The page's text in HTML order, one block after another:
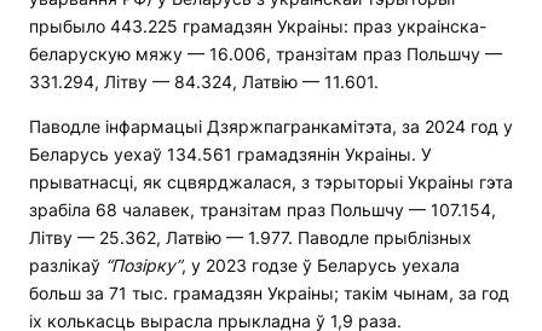
прыбыло 443.225 грамадзян Украіны: праз украінска-
беларускую мяжу — 16.006, транзітам праз Польшчу —
331.294, Літву — 84.324, Латвію — 11.601.
Паводле інфармацыі Дзяржпагранкамітэта, за 2024 год у
Беларусь уехаў 134.561 грамадзянін Украіны. У
прыватнасці, як сцвярджалася, з тэрыторыі Украіны гэта
зрабіла 68 чалавек, транзітам праз Польшчу — 107.154,
Літву — 25.362, Латвію — 1.977. Паводле прыблізных
разлікаў “Позірку”, у 2023 годзе ў Беларусь уехала
больш за 71 тыс. грамадзян Украіны; такім чынам, за год
іх колькасць вырасла прыкладна ў 1,9 раза.